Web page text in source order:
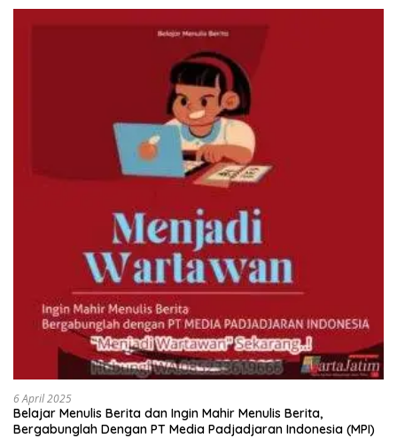
6 April 2025
Belajar Menulis Berita dan Ingin Mahir Menulis Berita,
Bergabunglah Dengan PT Media Padjadjaran Indonesia (MPI)